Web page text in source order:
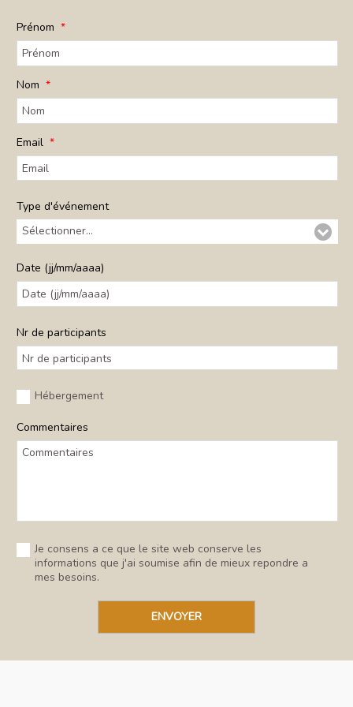
Prénom
Nom
Email
Type d'événement
Sélectionner...
Date (jj/mm/aaaa)
Nr de participants
Hébergement
Commentaires
Je consens a ce que le site web conserve les
informations que j'ai soumise afin de mieux repondre a
mes besoins.
ENVOYER